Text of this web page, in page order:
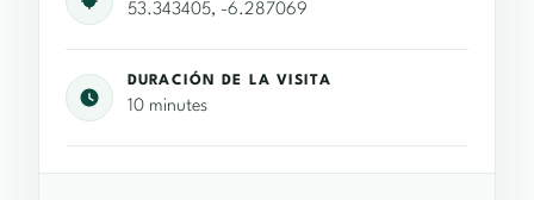
53.343405, -6.287069
DURACIÓN DE LA VISITA
10 minutes